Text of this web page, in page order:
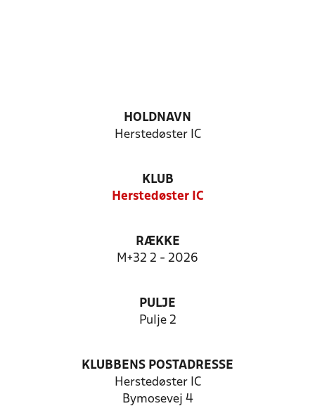
HOLDNAVN
Herstedøster IC
KLUB
Herstedøster IC
RÆKKE
M+32 2 - 2026
PULJE
Pulje 2
KLUBBENS POSTADRESSE
Herstedøster IC
Bymosevej 4